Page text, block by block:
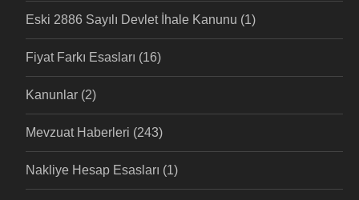
Eski 2886 Sayılı Devlet İhale Kanunu (1)
Fiyat Farkı Esasları (16)
Kanunlar (2)
Mevzuat Haberleri (243)
Nakliye Hesap Esasları (1)